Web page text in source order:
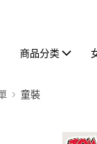
商品分类
童裝